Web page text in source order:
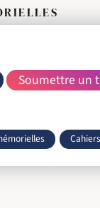
Soumettre un